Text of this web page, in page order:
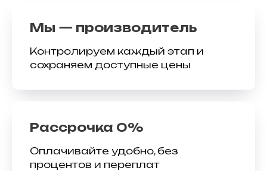
Мы — производитель
Контролируем каждый этап и
сохраняем доступные цены
Рассрочка 0%
Оплачивайте удобно, без
процентов и переплат